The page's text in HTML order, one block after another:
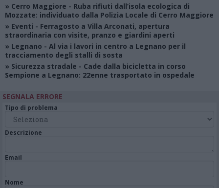
» Cerro Maggiore - Ruba rifiuti dall’isola ecologica di
Mozzate: individuato dalla Polizia Locale di Cerro Maggiore
» Eventi - Ferragosto a Villa Arconati, apertura
straordinaria con visite, pranzo e giardini aperti
» Legnano - Al via i lavori in centro a Legnano per il
tracciamento degli stalli di sosta
» Sicurezza stradale - Cade dalla bicicletta in corso
Sempione a Legnano: 22enne trasportato in ospedale
SEGNALA ERRORE
Tipo di problema
Descrizione
Email
Nome